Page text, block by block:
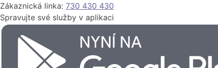
Zákaznická linka: 730 430 430
Spravujte své služby v aplikaci